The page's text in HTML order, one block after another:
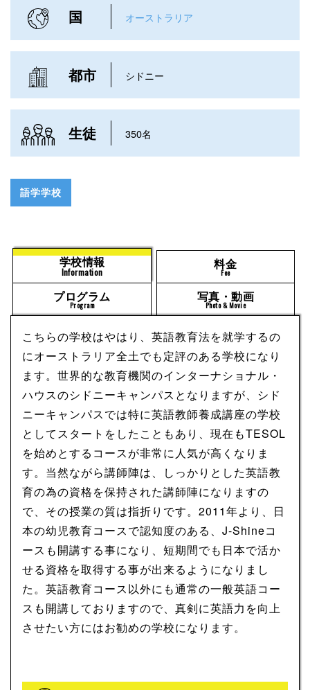
国 オーストラリア
都市 シドニー
生徒 350名
語学学校
学校情報
Information
料金
Fee
プログラム
Program
写真・動画
Photo & Movie
こちらの学校はやはり、英語教育法を就学するの
にオーストラリア全土でも定評のある学校になり
ます。世界的な教育機関のインターナショナル・
ハウスのシドニーキャンパスとなりますが、シド
ニーキャンパスでは特に英語教師養成講座の学校
としてスタートをしたこともあり、現在もTESOL
を始めとするコースが非常に人気が高くなりま
す。当然ながら講師陣は、しっかりとした英語教
育の為の資格を保持された講師陣になりますの
で、その授業の質は指折りです。2011年より、日
本の幼児教育コースで認知度のある、J-Shineコ
ースも開講する事になり、短期間でも日本で活か
せる資格を取得する事が出来るようになりまし
た。英語教育コース以外にも通常の一般英語コー
スも開講しておりますので、真剣に英語力を向上
させたい方にはお勧めの学校になります。